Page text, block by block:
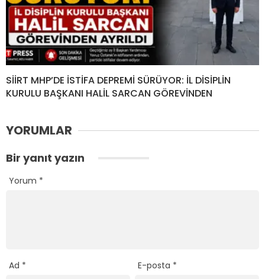
SİİRT MHP’DE İSTİFA DEPREMİ SÜRÜYOR: İL DİSİPLİN
KURULU BAŞKANI HALİL SARCAN GÖREVİNDEN
YORUMLAR
Bir yanıt yazın
Yorum *
Ad * E-posta *